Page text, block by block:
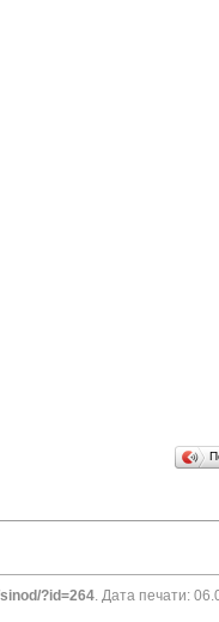
?id=264. Дата печати: